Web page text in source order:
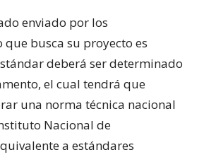
enviado por los
busca su proyecto es
deberá ser determinado
el cual tendrá que
una norma técnica nacional
Nacional de
a estándares